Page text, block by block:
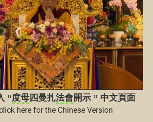
“度母四曼扎法會開示 ” 中文頁面
here for the Chinese Version